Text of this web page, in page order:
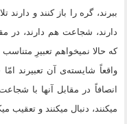
ببرند، گره را باز کنند و
دارند، شجاعت هم دارند، در
که حالا نمیخواهم تعبیرِ
واقعاً شایسته‌ى آن تعبیرند
انصافاً در مقابل آنها با
میکنند، دنبال میکنند و تعقیب